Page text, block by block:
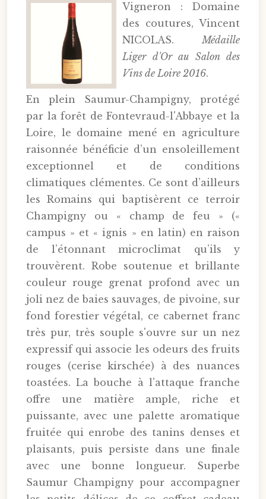
Vigneron : Domaine
des coutures, Vincent
NICOLAS.Médaille
Liger d'Or au Salon des
Vins de Loire 2016.
En plein Saumur-Champigny, protégé
par la forêt de Fontevraud-l'Abbaye et la
Loire, le domaine mené en agriculture
raisonnée bénéficie d’un ensoleillement
exceptionnel et de conditions
climatiques clémentes. Ce sont d’ailleurs
les Romains qui baptisèrent ce terroir
Champigny ou « champ de feu » («
campus » et « ignis » en latin) en raison
de l’étonnant microclimat qu’ils y
trouvèrent. Robe soutenue et brillante
couleur rouge grenat profond avec un
joli nez de baies sauvages, de pivoine, sur
fond forestier végétal, ce cabernet franc
très pur, très souple s'ouvre sur un nez
expressif qui associe les odeurs des fruits
rouges (cerise kirschée) à des nuances
toastées. La bouche à l'attaque franche
offre une matière ample, riche et
puissante, avec une palette aromatique
fruitée qui enrobe des tanins denses et
plaisants, puis persiste dans une finale
avec une bonne longueur. Superbe
Saumur Champigny pour accompagner